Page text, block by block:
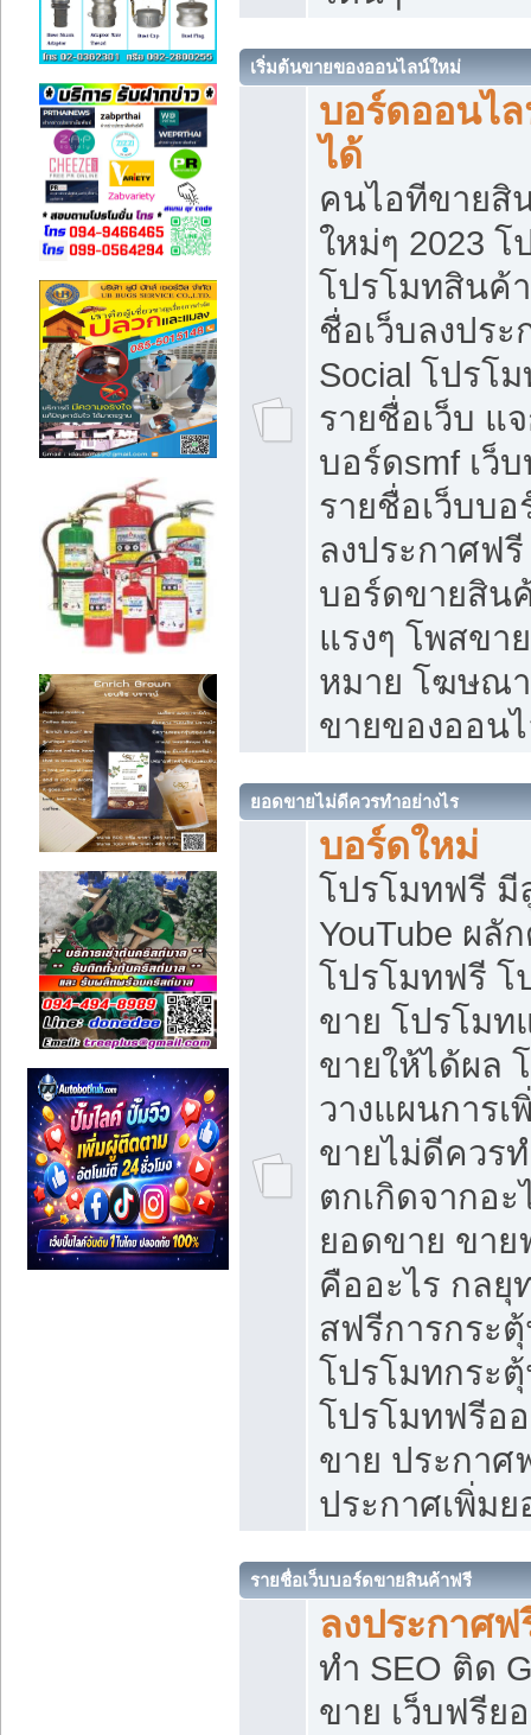
เริ่มต้นขายของออนไลน์ใหม่
บอร์ดออนไ
ได้
คนไอทีขายสิ
ใหม่ๆ 2023
โปรโมทสินค้
ชื่อเว็บลงปร
Social โปรโ
รายชื่อเว็บ แ
บอร์ดsmf เว็
รายชื่อเว็บบ
ลงประกาศฟรี
บอร์ดขายสิน
แรงๆ โพสขา
หมาย โฆษณ
ขายของออน
ยอดขายไม่ดีควรทำอย่างไร
บอร์ดใหม่
โปรโมทฟรี มี
YouTube ผลั
โปรโมทฟรี โ
ขาย โปรโมท
ขายให้ได้ผล
วางแผนการ
ขายไม่ดีควร
ตกเกิดจากอะ
ยอดขาย ขาย
คืออะไร กลยุ
สฟรีการกระ
โปรโมทกระ
โปรโมทฟรีอ
ขาย ประกาศ
ประกาศเพิ่ม
รายชื่อเว็บบอร์ดขายสินค้าฟรี
ลงประกาศฟ
ทำ SEO ติด
ขาย เว็บฟรีย